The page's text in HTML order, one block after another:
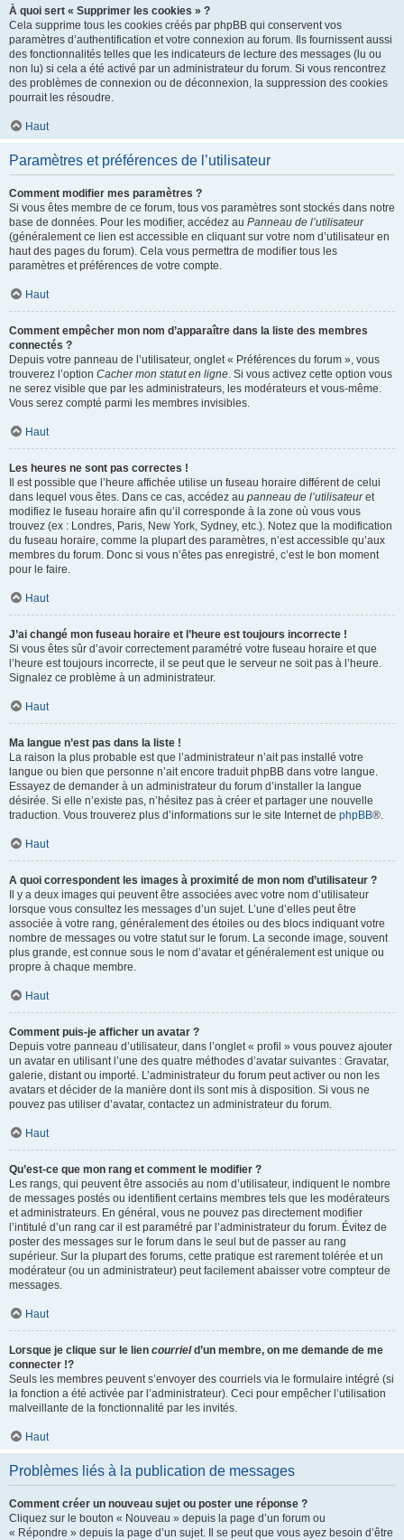
À quoi sert « Supprimer les cookies » ?
Cela supprime tous les cookies créés par phpBB qui conservent vos
paramètres d’authentification et votre connexion au forum. Ils fournissent aussi
des fonctionnalités telles que les indicateurs de lecture des messages (lu ou
non lu) si cela a été activé par un administrateur du forum. Si vous rencontrez
des problèmes de connexion ou de déconnexion, la suppression des cookies
pourrait les résoudre.
Haut
Paramètres et préférences de l’utilisateur
Comment modifier mes paramètres ?
Si vous êtes membre de ce forum, tous vos paramètres sont stockés dans notre
base de données. Pour les modifier, accédez au Panneau de l’utilisateur
(généralement ce lien est accessible en cliquant sur votre nom d’utilisateur en
haut des pages du forum). Cela vous permettra de modifier tous les
paramètres et préférences de votre compte.
Haut
Comment empêcher mon nom d’apparaître dans la liste des membres
connectés ?
Depuis votre panneau de l’utilisateur, onglet « Préférences du forum », vous
trouverez l’option Cacher mon statut en ligne. Si vous activez cette option vous
ne serez visible que par les administrateurs, les modérateurs et vous-même.
Vous serez compté parmi les membres invisibles.
Haut
Les heures ne sont pas correctes !
Il est possible que l’heure affichée utilise un fuseau horaire différent de celui
dans lequel vous êtes. Dans ce cas, accédez au panneau de l’utilisateuret
modifiez le fuseau horaire afin qu’il corresponde à la zone où vous vous
trouvez (ex : Londres, Paris, New York, Sydney, etc.). Notez que la modification
du fuseau horaire, comme la plupart des paramètres, n’est accessible qu’aux
membres du forum. Donc si vous n’êtes pas enregistré, c’est le bon moment
pour le faire.
Haut
J’ai changé mon fuseau horaire et l’heure est toujours incorrecte !
Si vous êtes sûr d’avoir correctement paramétré votre fuseau horaire et que
l’heure est toujours incorrecte, il se peut que le serveur ne soit pas à l’heure.
Signalez ce problème à un administrateur.
Haut
Ma langue n’est pas dans la liste !
La raison la plus probable est que l’administrateur n’ait pas installé votre
langue ou bien que personne n’ait encore traduit phpBB dans votre langue.
Essayez de demander à un administrateur du forum d’installer la langue
désirée. Si elle n’existe pas, n’hésitez pas à créer et partager une nouvelle
traduction. Vous trouverez plus d’informations sur le site Internet de phpBB®.
Haut
A quoi correspondent les images à proximité de mon nom d’utilisateur ?
Il y a deux images qui peuvent être associées avec votre nom d’utilisateur
lorsque vous consultez les messages d’un sujet. L’une d’elles peut être
associée à votre rang, généralement des étoiles ou des blocs indiquant votre
nombre de messages ou votre statut sur le forum. La seconde image, souvent
plus grande, est connue sous le nom d’avatar et généralement est unique ou
propre à chaque membre.
Haut
Comment puis-je afficher un avatar ?
Depuis votre panneau d’utilisateur, dans l’onglet « profil » vous pouvez ajouter
un avatar en utilisant l’une des quatre méthodes d’avatar suivantes : Gravatar,
galerie, distant ou importé. L’administrateur du forum peut activer ou non les
avatars et décider de la manière dont ils sont mis à disposition. Si vous ne
pouvez pas utiliser d’avatar, contactez un administrateur du forum.
Haut
Qu’est-ce que mon rang et comment le modifier ?
Les rangs, qui peuvent être associés au nom d’utilisateur, indiquent le nombre
de messages postés ou identifient certains membres tels que les modérateurs
et administrateurs. En général, vous ne pouvez pas directement modifier
l’intitulé d’un rang car il est paramétré par l’administrateur du forum. Évitez de
poster des messages sur le forum dans le seul but de passer au rang
supérieur. Sur la plupart des forums, cette pratique est rarement tolérée et un
modérateur (ou un administrateur) peut facilement abaisser votre compteur de
messages.
Haut
Lorsque je clique sur le lien courrield’un membre, on me demande de me
connecter !?
Seuls les membres peuvent s’envoyer des courriels via le formulaire intégré (si
la fonction a été activée par l’administrateur). Ceci pour empêcher l’utilisation
malveillante de la fonctionnalité par les invités.
Haut
Problèmes liés à la publication de messages
Comment créer un nouveau sujet ou poster une réponse ?
Cliquez sur le bouton « Nouveau » depuis la page d’un forum ou
« Répondre » depuis la page d’un sujet. Il se peut que vous ayez besoin d’être